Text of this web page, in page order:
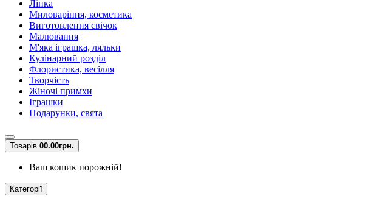
Ліпка
Миловаріння, косметика
Виготовлення свічок
Малювання
М'яка іграшка, ляльки
Кулінарний розділ
Флористика, весілля
Творчість
Жіночі примхи
Іграшки
Подарунки, свята
Товарів 00.00грн.
Ваш кошик порожній!
Категорії